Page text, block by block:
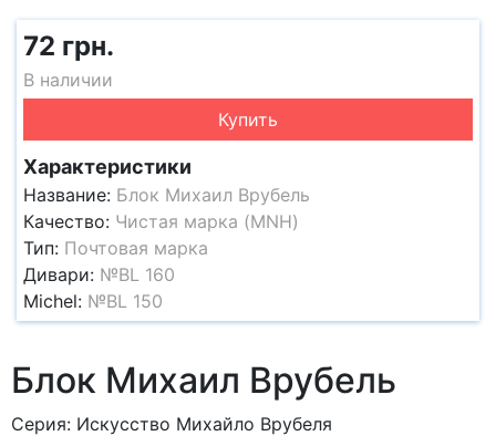
72 грн.
В наличии
Купить
Характеристики
Название: Блок Михаил Врубель
Качество: Чистая марка (MNH)
Тип: Почтовая марка
Дивари: №BL 160
Michel: №BL 150
Блок Михаил Врубель
Серия: Искусство Михайло Врубеля